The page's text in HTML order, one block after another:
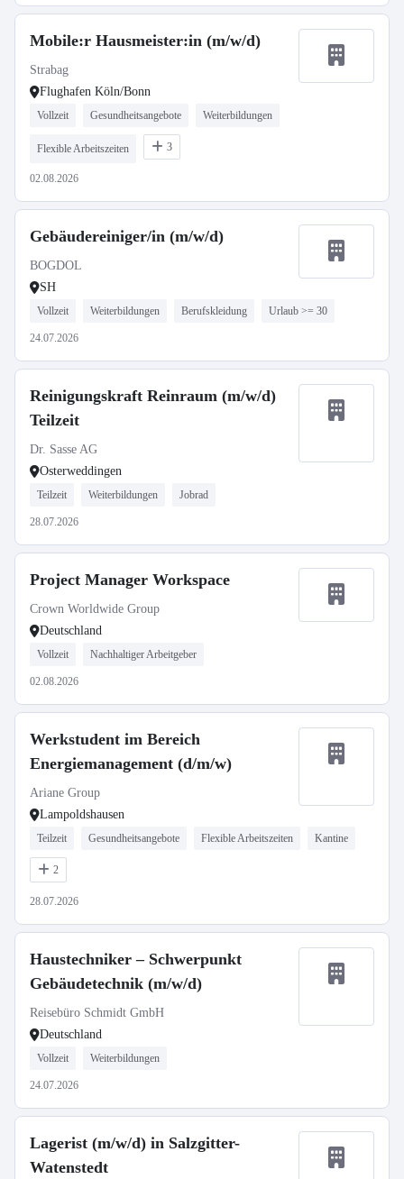
Mobile:r Hausmeister:in (m/w/d)
Strabag
Flughafen Köln/Bonn
Vollzeit Gesundheitsangebote Weiterbildungen
Flexible Arbeitszeiten 3
02.08.2026
Gebäudereiniger/in (m/w/d)
BOGDOL
SH
Vollzeit Weiterbildungen Berufskleidung Urlaub >= 30
24.07.2026
Reinigungskraft Reinraum (m/w/d)
Teilzeit
Dr. Sasse AG
Osterweddingen
Teilzeit Weiterbildungen Jobrad
28.07.2026
Project Manager Workspace
Crown Worldwide Group
Deutschland
Vollzeit Nachhaltiger Arbeitgeber
02.08.2026
Werkstudent im Bereich
Energiemanagement (d/m/w)
Ariane Group
Lampoldshausen
Teilzeit Gesundheitsangebote Flexible Arbeitszeiten Kantine
2
28.07.2026
Haustechniker – Schwerpunkt
Gebäudetechnik (m/w/d)
Reisebüro Schmidt GmbH
Deutschland
Vollzeit Weiterbildungen
24.07.2026
Lagerist (m/w/d) in Salzgitter-
Watenstedt